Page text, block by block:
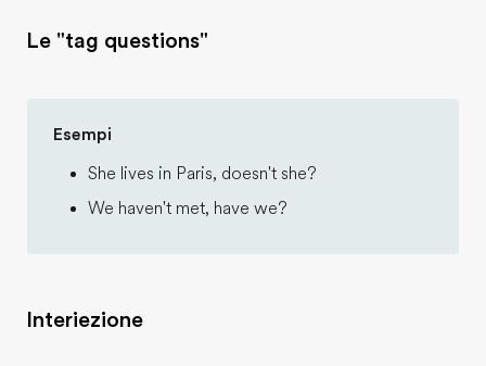
Le "tag questions"
Esempi
She lives in Paris, doesn't she?
We haven't met, have we?
Interiezione